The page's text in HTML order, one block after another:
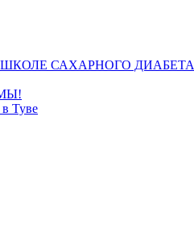
САХАРНОГО ДИАБЕТА
Туве